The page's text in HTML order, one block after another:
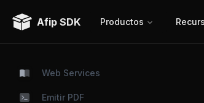
Afip SDK Productos
Web Services
Emitir PDF